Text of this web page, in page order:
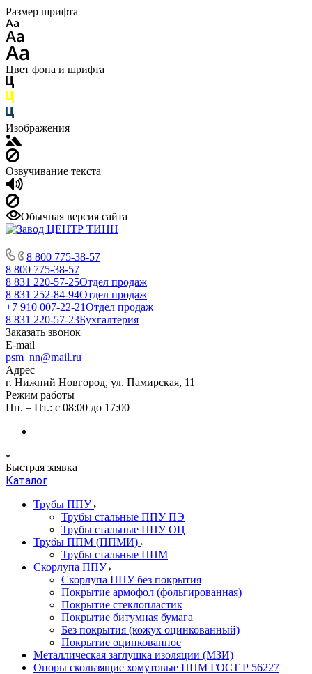
Размер шрифта
Цвет фона и шрифта
Изображения
Озвучивание текста
Обычная версия сайта
8 800 775-38-57
8 800 775-38-57
8 831 220-57-25Отдел продаж
8 831 252-84-94Отдел продаж
+7 910 007-22-21Отдел продаж
8 831 220-57-23Бухгалтерия
Заказать звонок
E-mail
psm_nn@mail.ru
Адрес
г. Нижний Новгород, ул. Памирская, 11
Режим работы
Пн. – Пт.: с 08:00 до 17:00
Быстрая заявка
Каталог
Трубы ППУ
Трубы стальные ППУ ПЭ
Трубы стальные ППУ ОЦ
Трубы ППМ (ППМИ)
Трубы стальные ППМ
Скорлупа ППУ
Скорлупа ППУ без покрытия
Покрытие армофол (фольгированная)
Покрытие стеклопластик
Покрытие битумная бумага
Без покрытия (кожух оцинкованный)
Покрытие оцинкованное
Металлическая заглушка изоляции (МЗИ)
Опоры скользящие хомутовые ППМ ГОСТ Р 56227